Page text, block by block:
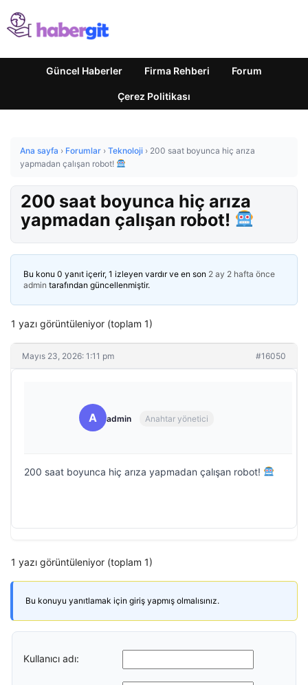
Güncel Haberler Firma Rehberi Forum
Çerez Politikası
Ana sayfa › Forumlar › Teknoloji › 200 saat boyunca hiç arıza
yapmadan çalışan robot!
200 saat boyunca hiç arıza
yapmadan çalışan robot!
Bu konu 0 yanıt içerir, 1 izleyen vardır ve en son 2 ay 2 hafta önce
admin tarafından güncellenmiştir.
1 yazı görüntüleniyor (toplam 1)
Mayıs 23, 2026: 1:11 pm #16050
A admin Anahtar yönetici
200 saat boyunca hiç arıza yapmadan çalışan robot!
1 yazı görüntüleniyor (toplam 1)
Bu konuyu yanıtlamak için giriş yapmış olmalısınız.
Kullanıcı adı: